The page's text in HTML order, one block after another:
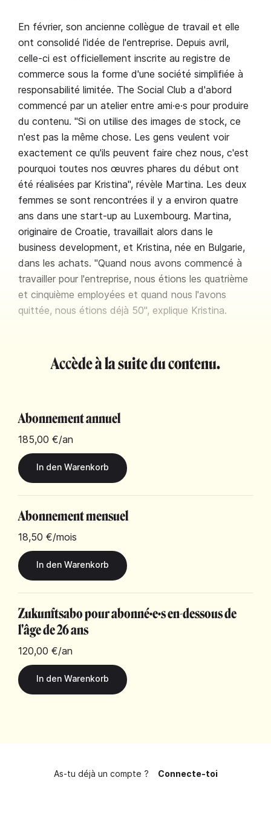
En février, son ancienne collègue de travail et elle
ont consolidé l'idée de l'entreprise. Depuis avril,
celle-ci est officiellement inscrite au registre de
commerce sous la forme d'une société simplifiée à
responsabilité limitée. The Social Club a d'abord
commencé par un atelier entre ami·e·s pour produire
du contenu. "Si on utilise des images de stock, ce
n'est pas la même chose. Les gens veulent voir
exactement ce qu'ils peuvent faire chez nous, c'est
pourquoi toutes nos œuvres phares du début ont
été réalisées par Kristina", révèle Martina. Les deux
femmes se sont rencontrées il y a environ quatre
ans dans une start-up au Luxembourg. Martina,
originaire de Croatie, travaillait alors dans le
business development, et Kristina, née en Bulgarie,
dans les achats. "Quand nous avons commencé à
travailler pour l'entreprise, nous étions les quatrième
et cinquième employées et quand nous l'avons
quittée, nous étions déjà 50", explique Kristina.
Accède à la suite du contenu.
Abonnement annuel
185,00 €/an
Abonnement mensuel
18,50 €/mois
Zukunftsabo pour abonné·e·s en-dessous de
l'âge de 26 ans
120,00 €/an
As-tu déjà un compte ? Connecte-toi